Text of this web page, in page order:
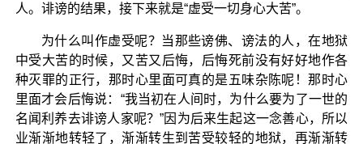
人。诽谤的结果，接下来就是“虚受一切身心大苦”。
为什么叫作虚受呢？当那些谤佛、谤法的人，在地狱
中受大苦的时候，又苦又后悔，后悔死前没有好好地作各
种灭罪的正行，那时心里面可真的是五味杂陈呢！那时心
里面才会后悔说：“我当初在人间时，为什么要为了一世的
名闻利养去诽谤人家呢？”因为后来生起这一念善心，所以
业渐渐地转轻了，渐渐转生到苦受较轻的地狱，再渐渐转